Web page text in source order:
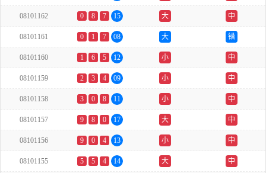
08101162 0 8 7 15 大 中
08101161 0 1 7 08 大 错
08101160 1 6 5 12 小 中
08101159 2 3 4 09 小 中
08101158 3 0 8 11 小 中
08101157 9 8 0 17 大 中
08101156 9 0 4 13 小 中
08101155 5 5 4 14 大 中